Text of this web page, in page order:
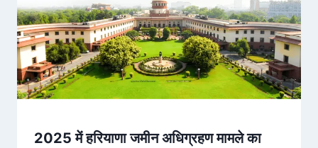
2025 में हरियाणा जमीन अधिग्रहण मामले का